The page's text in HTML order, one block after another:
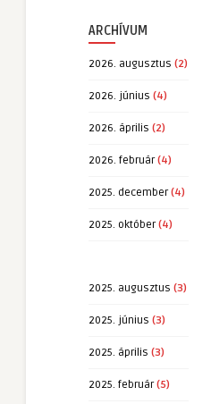
ARCHÍVUM
2026. augusztus (2)
2026. június (4)
2026. április (2)
2026. február(4)
2025. december(4)
2025. október(4)
2025. augusztus (3)
2025. június (3)
2025. április (3)
2025. február(5)